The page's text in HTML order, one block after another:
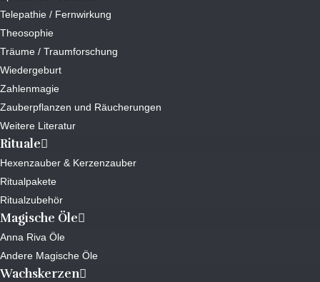
Telepathie / Fernwirkung
Theosophie
Träume / Traumforschung
Wiedergeburt
Zahlenmagie
Zauberpflanzen und Räucherungen
Weitere Literatur
Rituale
Hexenzauber & Kerzenzauber
Ritualpakete
Ritualzubehör
Magische Öle
Anna Riva Öle
Andere Magische Öle
Wachskerzen